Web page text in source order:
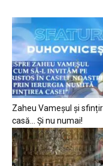
Zaheu Vameșul și
casă… Și nu numai!